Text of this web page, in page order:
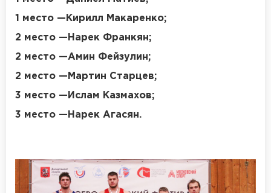
1 место —Кирилл Макаренко;
2 место —Нарек Франкян;
2 место —Амин Фейзулин;
2 место —Мартин Старцев;
3 место —Ислам Казмахов;
3 место —Нарек Агасян.